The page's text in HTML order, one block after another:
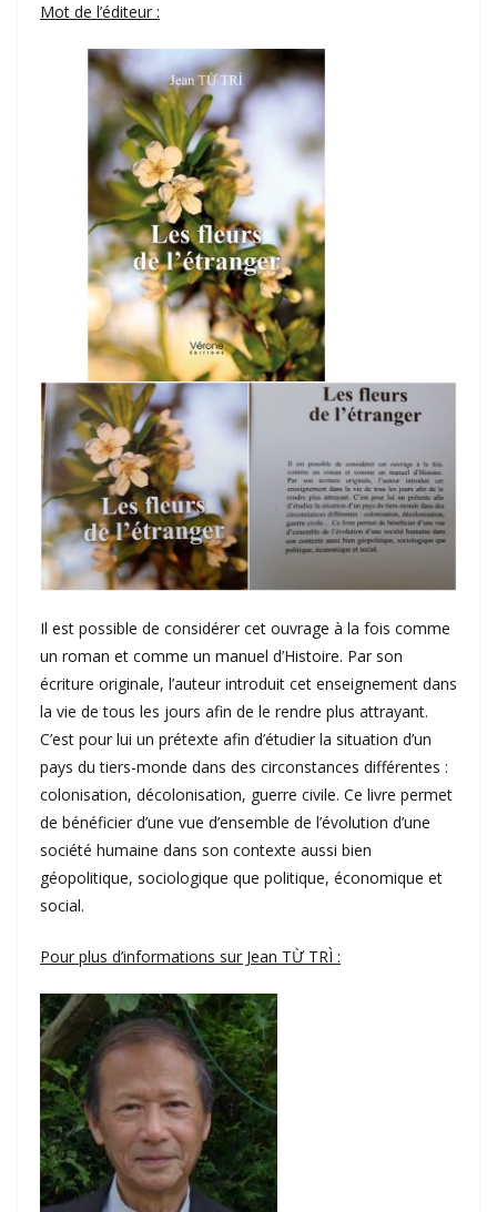
Mot de l’éditeur :
Il est possible de considérer cet ouvrage à la fois comme
un roman et comme un manuel d’Histoire. Par son
écriture originale, l’auteur introduit cet enseignement dans
la vie de tous les jours afin de le rendre plus attrayant.
C’est pour lui un prétexte afin d’étudier la situation d’un
pays du tiers-monde dans des circonstances différentes :
colonisation, décolonisation, guerre civile. Ce livre permet
de bénéficier d’une vue d’ensemble de l’évolution d’une
société humaine dans son contexte aussi bien
géopolitique, sociologique que politique, économique et
social.
Pour plus d’informations sur Jean TỪ TRÌ :